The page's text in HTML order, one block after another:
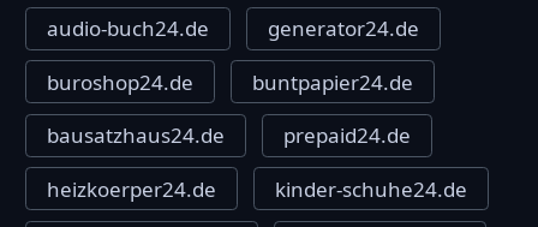
audio-buch24.de
generator24.de
buroshop24.de
buntpapier24.de
bausatzhaus24.de
prepaid24.de
heizkoerper24.de
kinder-schuhe24.de